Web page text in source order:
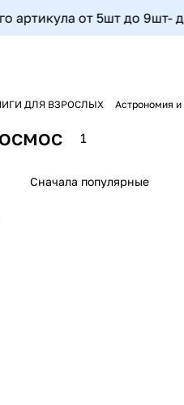
от 5шт до 9шт-
ДЛЯ ВЗРОСЛЫХ Астрономия
1
Сначала популярные